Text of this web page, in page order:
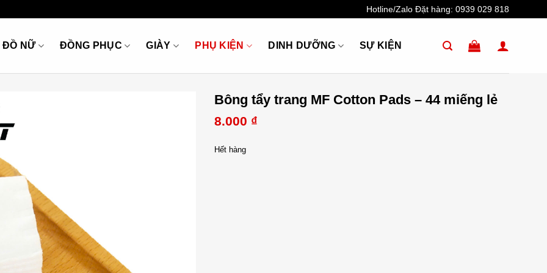
Hotline/Zalo Đặt hàng: 0939 029 818
ĐỒ NỮ ĐỒNG PHỤC GIÀY PHỤ KIỆN DINH DƯỠNG SỰ KIỆN
Bông tẩy trang MF Cotton Pads – 44 miếng lẻ
8.000 ₫
Hết hàng